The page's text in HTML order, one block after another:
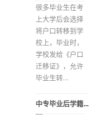
很多毕业生在考
上大学后会选择
将户口转移到学
校上，毕业时，
学校发给《户口
迁移证》，允许
毕业生转...
中专毕业后学籍档案被调入当地人才